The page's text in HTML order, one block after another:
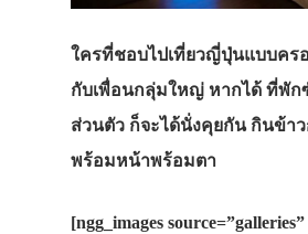
ใครที่ชอบไปเที่ยวญี่ปุ่นแบบคร
กับเพื่อนกลุ่มใหญ่ หากได้ ที่พัก
ส่วนตัว ก็จะได้นั่งคุยกัน กินข้า
พร้อมหน้าพร้อมตา
[ngg_images source=”galleries”